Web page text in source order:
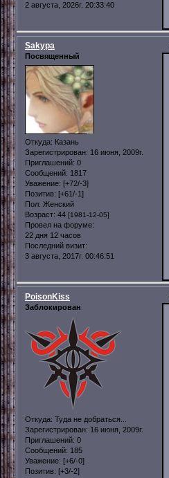
2 августа, 2026г. 20:33:40
Sakypa
Посвященный
Откуда: Казань
Зарегистрирован: 16 июня, 2009г.
Приглашений: 0
Сообщений: 1817
Уважение: [+72/-3]
Позитив: [+61/-1]
Пол: Женский
Возраст: 44 [1981-12-05]
Провел на форуме:
22 дня 12 часов
Последний визит:
3 августа, 2017г. 00:46:51
PoisonKiss
Заблокирован
Откуда: Туда не добраться...
Зарегистрирован: 16 июня, 2009г.
Приглашений: 0
Сообщений: 185
Уважение: [+6/-0]
Позитив: [+3/-2]